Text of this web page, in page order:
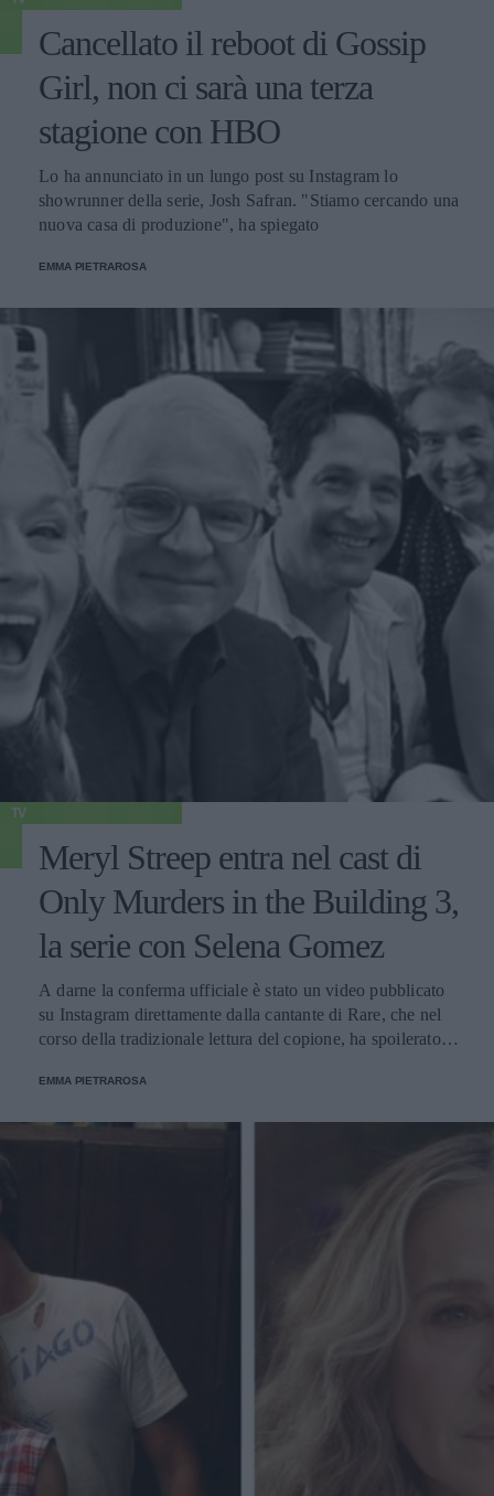
Cancellato il reboot di Gossip
Girl, non ci sarà una terza
stagione con HBO
Lo ha annunciato in un lungo post su Instagram lo
showrunner della serie, Josh Safran. "Stiamo cercando una
nuova casa di produzione", ha spiegato
EMMA PIETRAROSA
TV
Meryl Streep entra nel cast di
Only Murders in the Building 3,
la serie con Selena Gomez
A darne la conferma ufficiale è stato un video pubblicato
su Instagram direttamente dalla cantante di Rare, che nel
corso della tradizionale lettura del copione, ha spoilerato la
EMMA PIETRAROSA